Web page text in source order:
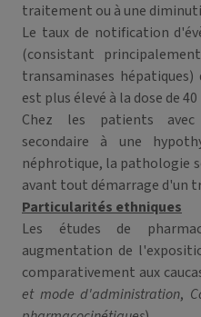
traitement ou à une
Le taux de notification
(consistant
transaminases
est plus élevé à la dose de 40
Chez les patients avec
secondaire à une
néphrotique, la pathologie
avant tout démarrage d'un
Particularités ethniques
Les études de
augmentation de
comparativement aux
et mode d'administration,